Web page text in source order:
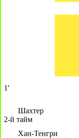
1'
Шахтер
2-й тайм
Хан-Тенгри